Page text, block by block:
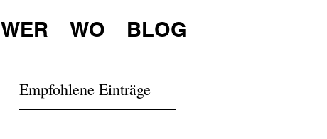
WER WO BLOG
Empfohlene Einträge